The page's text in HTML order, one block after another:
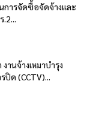
นการจัดซื้อจัดจ้างและ
านจ้างเหมาบำรุง
ปิด (CCTV)...